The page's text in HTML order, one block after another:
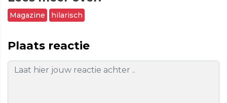
Magazine hilarisch
Plaats reactie